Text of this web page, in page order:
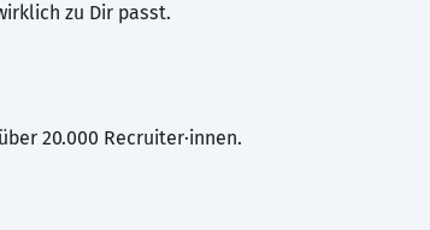
zu Dir passt.
20.000 Recruiter·innen.